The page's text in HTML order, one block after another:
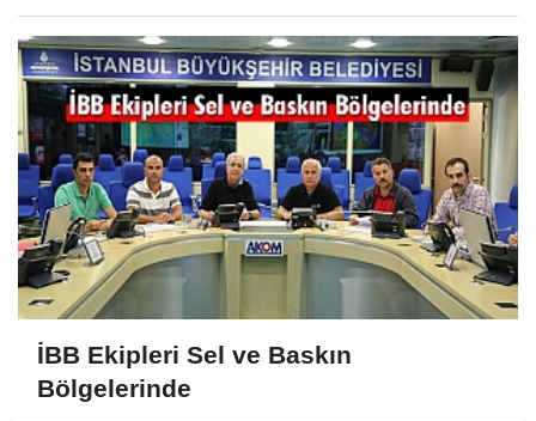
İBB Ekipleri Sel ve Baskın
Bölgelerinde